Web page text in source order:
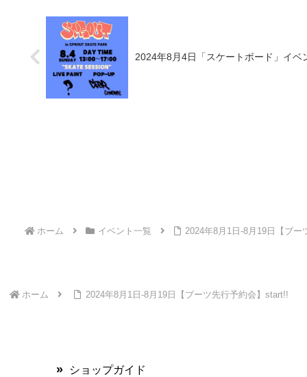
2024年8月4日「スケートボード」イベ
ホーム イベント一覧 2024年8月1日-8月19日【ブー
ホーム 2024年8月1日-8月19日【ブーツ先行予約会】start!!
ショップガイド